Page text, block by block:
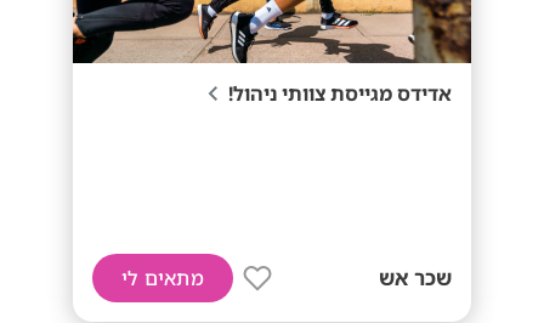
אדידס מגייסת צוותי ניהול!
שכר אש מתאים לי